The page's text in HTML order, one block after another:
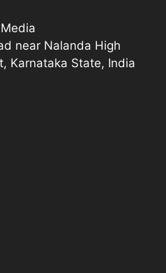
near Nalanda High
Karnataka State, India